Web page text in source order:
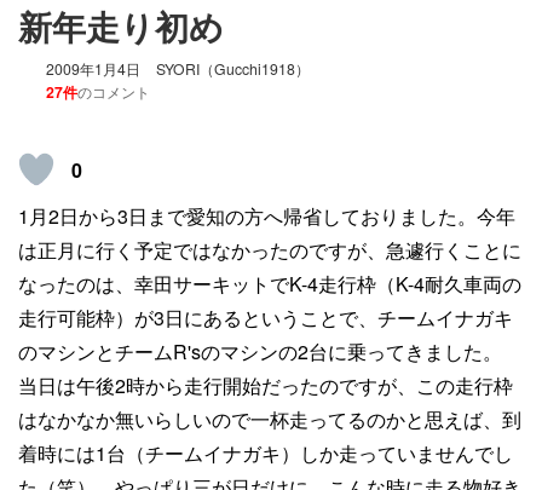
新年走り初め
2009年1月4日 SYORI（Gucchi1918）
27件のコメント
0
1月2日から3日まで愛知の方へ帰省しておりました。今年
は正月に行く予定ではなかったのですが、急遽行くことに
なったのは、幸田サーキットでK-4走行枠（K-4耐久車両の
走行可能枠）が3日にあるということで、チームイナガキ
のマシンとチームR'sのマシンの2台に乗ってきました。
当日は午後2時から走行開始だったのですが、この走行枠
はなかなか無いらしいので一杯走ってるのかと思えば、到
着時には1台（チームイナガキ）しか走っていませんでし